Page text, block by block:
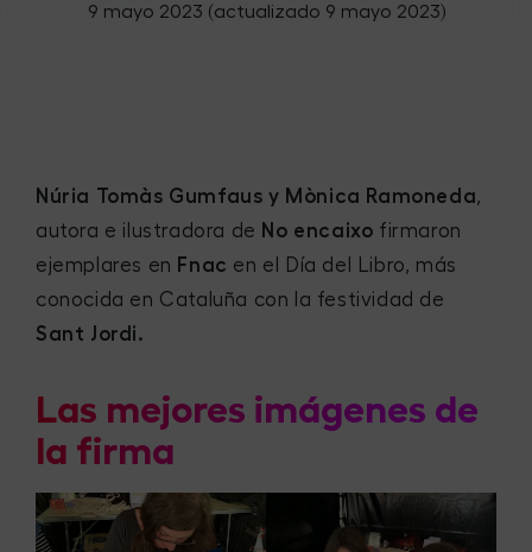
9 mayo 2023 (actualizado 9 mayo 2023)
Núria Tomàs Gumfaus y Mònica Ramoneda,
autora e ilustradora de No encaixo firmaron
ejemplares en Fnac en el Día del Libro, más
conocida en Cataluña con la festividad de
Sant Jordi.
Las mejores imágenes de
la firma